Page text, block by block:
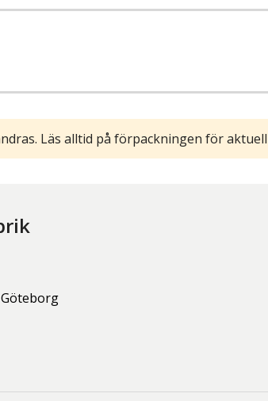
Läs alltid på förpackningen för
Göteborg